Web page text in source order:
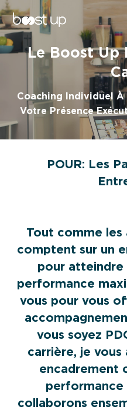
TRAVAILLEZ AVEC MOI
RÉSERVEZ VOTRE
CARRIÈRE GRATUITE
SÉLECTIONNEZ VOTRE
Le Boost Up
Coaching Individuel À
Votre Présence
POUR: Les
Tout comme
comptent sur un
pour atteindre
performance
vous pour vous
vous soyez
carrière, je vous
encadrement
performance
collaborons